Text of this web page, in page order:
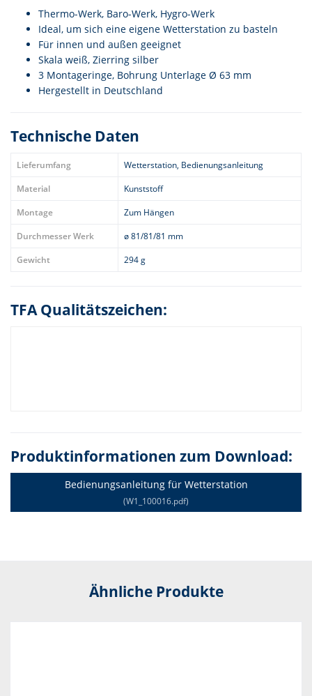
Thermo-Werk, Baro-Werk, Hygro-Werk
Ideal, um sich eine eigene Wetterstation zu basteln
Für innen und außen geeignet
Skala weiß, Zierring silber
3 Montageringe, Bohrung Unterlage Ø 63 mm
Hergestellt in Deutschland
Technische Daten
Lieferumfang
Wetterstation, Bedienungsanleitung
Material
Kunststoff
Montage
Zum Hängen
Durchmesser Werk
ø 81/81/81 mm
Gewicht
294 g
TFA Qualitätszeichen:
Produktinformationen zum Download:
Bedienungsanleitung für Wetterstation
(W1_100016.pdf)
Ähnliche Produkte